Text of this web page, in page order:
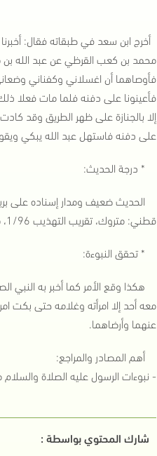
أخرج ابن سعد في طبقاته فقال:
محمد بن كعب القرظي عن عبد الله بن
فأوصاهما أن اغسلاني وكفناني
فأعينونا على دفنه فلما مات فعلا
إلا بالجنازة على ظهر الطريق وقد
على دفنه فاستهل عبد الله يبكي
* درجة الحديث:
الحديث ضعيف ومدار إسناده على
قطني: متروك، تقريب التهذيب 1/96، ميزان الاعتدال 1/306، الضعفاء والمتروكين للدار قطني ص70.
* تحقق النبوءة:
هكذا وقع الأمر كما أخبر به النبي
معه أحد إلا امرأته وغلامه حتى بكت
عنهما وأرضاهما.
أهم المصادر والمراجع:
- نبوءات الرسول عليه الصلاة
شارك المحتوي بواسطة :